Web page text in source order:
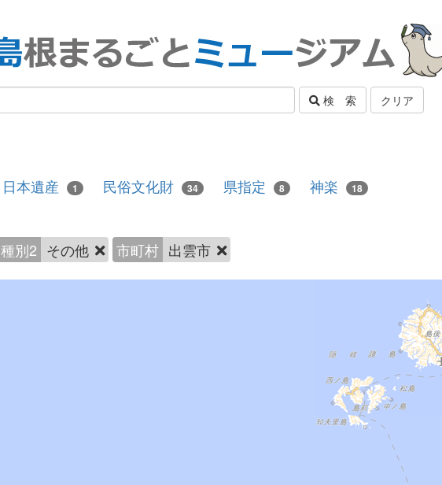
検 索 クリア
日本遺産 1 民俗文化財 34 県指定 8 神楽 18
種別2 その他 市町村 出雲市